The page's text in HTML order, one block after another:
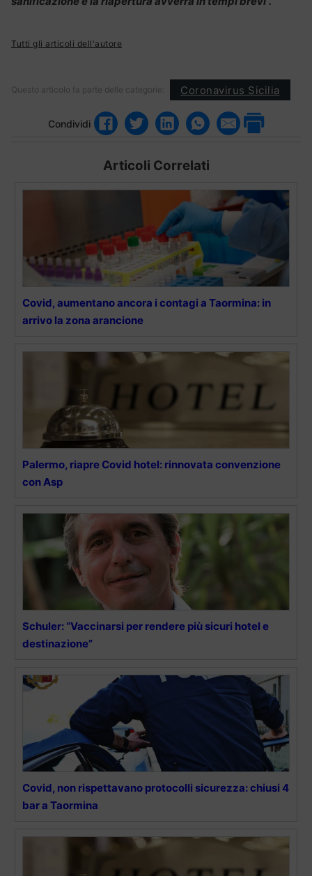
Tutti gli articoli dell'autore
Questo articolo fa parte delle categorie: Coronavirus Sicilia
Condividi
Articoli Correlati
Covid, aumentano ancora i contagi a Taormina: in
arrivo la zona arancione
Palermo, riapre Covid hotel: rinnovata convenzione
con Asp
Schuler: “Vaccinarsi per rendere più sicuri hotel e
destinazione”
Covid, non rispettavano protocolli sicurezza: chiusi 4
bar a Taormina